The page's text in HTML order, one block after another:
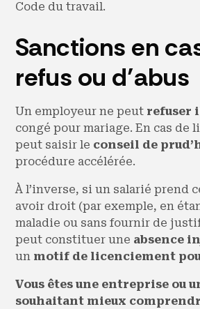
Code du travail.
Sanctions en
refus ou d’abus
Un employeur ne peut refuser
congé pour mariage. En cas de
peut saisir le conseil de
procédure accélérée.
À l’inverse, si un salarié prend
avoir droit (par exemple, en
maladie ou sans fournir de
peut constituer une absence
un motif de licenciement
Vous êtes une entreprise ou
souhaitant mieux